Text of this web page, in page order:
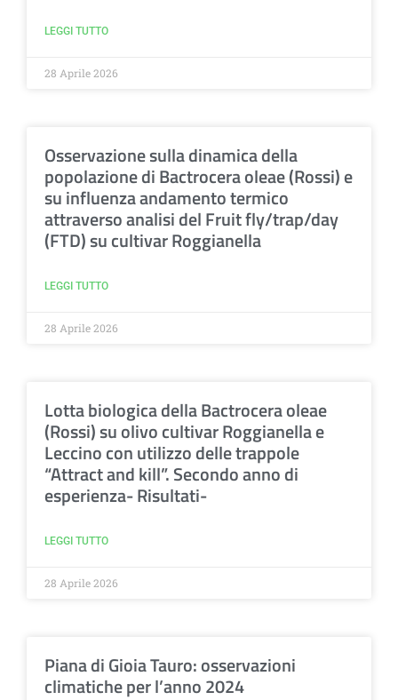
LEGGI TUTTO
28 Aprile 2026
Osservazione sulla dinamica della
popolazione di Bactrocera oleae (Rossi) e
su influenza andamento termico
attraverso analisi del Fruit fly/trap/day
(FTD) su cultivar Roggianella
LEGGI TUTTO
28 Aprile 2026
Lotta biologica della Bactrocera oleae
(Rossi) su olivo cultivar Roggianella e
Leccino con utilizzo delle trappole
“Attract and kill”. Secondo anno di
esperienza- Risultati-
LEGGI TUTTO
28 Aprile 2026
Piana di Gioia Tauro: osservazioni
climatiche per l’anno 2024